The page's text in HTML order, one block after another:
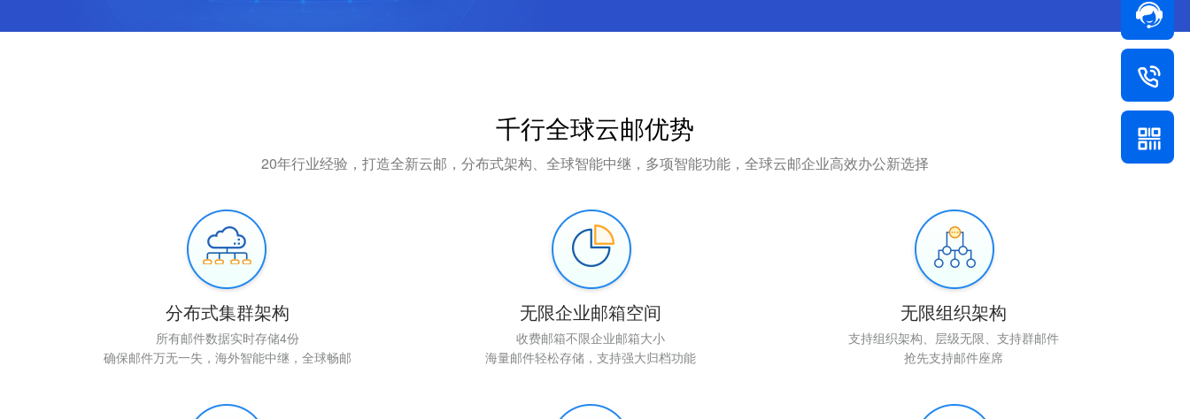
千行全球云邮优势
20年行业经验，打造全新云邮，分布式架构、全球智能中继，多项智能功能，全球云邮企业高效办公新选择
分布式集群架构
所有邮件数据实时存储4份
确保邮件万无一失，海外智能中继，全球畅邮
无限企业邮箱空间
收费邮箱不限企业邮箱大小
海量邮件轻松存储，支持强大归档功能
无限组织架构
支持组织架构、层级无限、支持群邮件
抢先支持邮件座席